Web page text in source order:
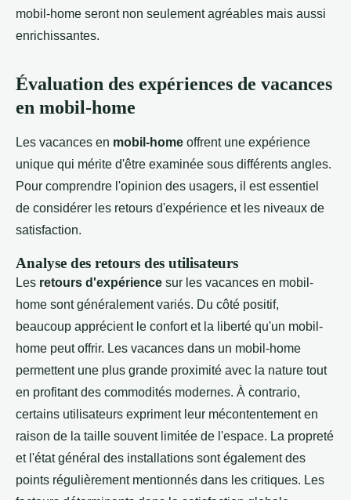
mobil-home seront non seulement agréables mais aussi
enrichissantes.
Évaluation des expériences de vacances
en mobil-home
Les vacances en mobil-home offrent une expérience
unique qui mérite d'être examinée sous différents angles.
Pour comprendre l'opinion des usagers, il est essentiel
de considérer les retours d'expérience et les niveaux de
satisfaction.
Analyse des retours des utilisateurs
Les retours d'expérience sur les vacances en mobil-
home sont généralement variés. Du côté positif,
beaucoup apprécient le confort et la liberté qu'un mobil-
home peut offrir. Les vacances dans un mobil-home
permettent une plus grande proximité avec la nature tout
en profitant des commodités modernes. À contrario,
certains utilisateurs expriment leur mécontentement en
raison de la taille souvent limitée de l'espace. La propreté
et l'état général des installations sont également des
points régulièrement mentionnés dans les critiques. Les